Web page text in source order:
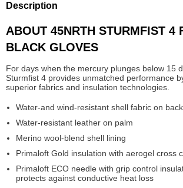
Description
ABOUT 45NRTH STURMFIST 4
BLACK GLOVES
For days when the mercury plunges below 15
Sturmfist 4 provides unmatched performance
superior fabrics and insulation technologies.
Water-and wind-resistant shell fabric on
Water-resistant leather on palm
Merino wool-blend shell lining
Primaloft Gold insulation with aerogel cross
Primaloft ECO needle with grip control
protects against conductive heat loss